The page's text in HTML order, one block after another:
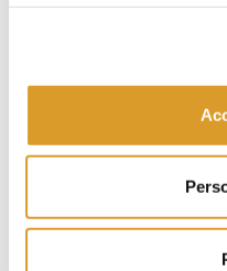
Scala gialla (zuccheri):
Lunghezza 16 cm
Articolo: 574
Cilindro non incluso